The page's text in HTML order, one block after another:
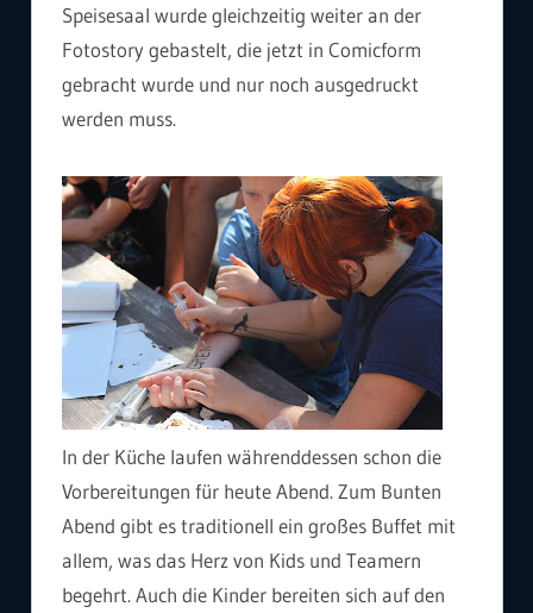
Speisesaal wurde gleichzeitig weiter an der
Fotostory gebastelt, die jetzt in Comicform
gebracht wurde und nur noch ausgedruckt
werden muss.
In der Küche laufen währenddessen schon die
Vorbereitungen für heute Abend. Zum Bunten
Abend gibt es traditionell ein großes Buffet mit
allem, was das Herz von Kids und Teamern
begehrt. Auch die Kinder bereiten sich auf den